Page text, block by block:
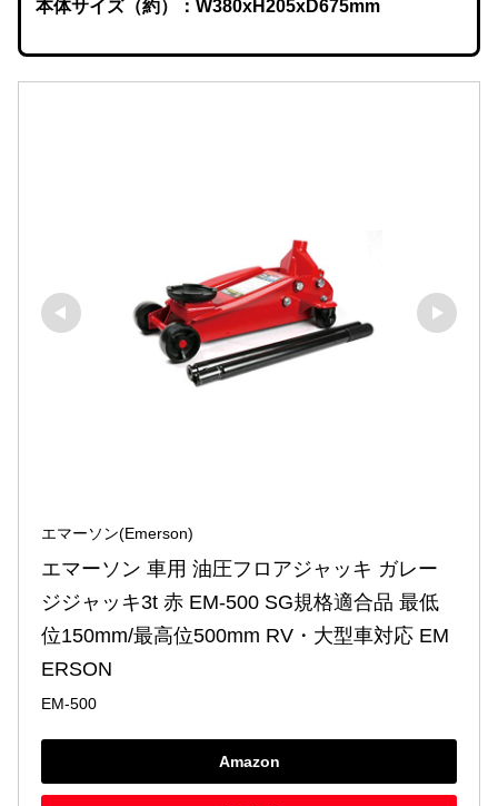
本体サイズ（約）：W380xH205xD675mm
エマーソン(Emerson)
エマーソン 車用 油圧フロアジャッキ ガレー
ジジャッキ3t 赤 EM-500 SG規格適合品 最低
位150mm/最高位500mm RV・大型車対応 EM
ERSON
EM-500
Amazon